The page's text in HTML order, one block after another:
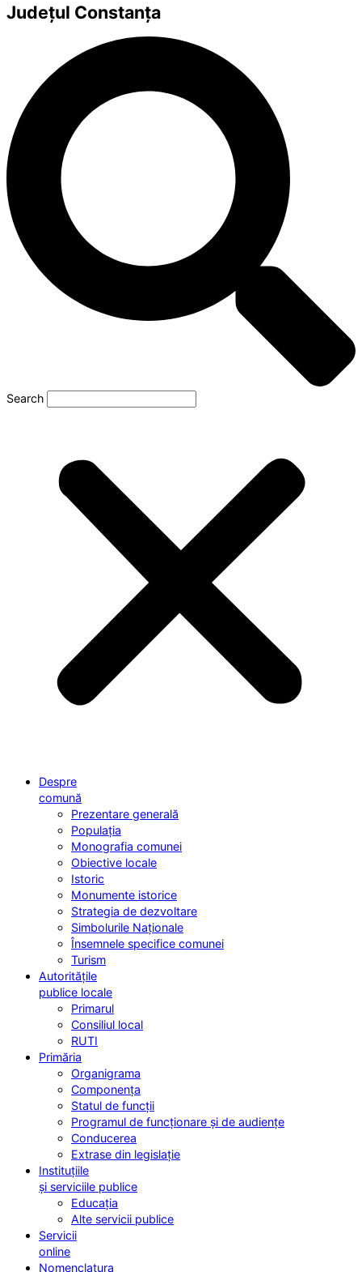
Județul Constanța
Search
Despre
comună
Prezentare generală
Populația
Monografia comunei
Obiective locale
Istoric
Monumente istorice
Strategia de dezvoltare
Simbolurile Naționale
Însemnele specifice comunei
Turism
Autoritățile
publice locale
Primarul
Consiliul local
RUTI
Primăria
Organigrama
Componența
Statul de funcții
Programul de funcționare și de audiențe
Conducerea
Extrase din legislație
Instituțiile
și serviciile publice
Educația
Alte servicii publice
Servicii
online
Nomenclatura